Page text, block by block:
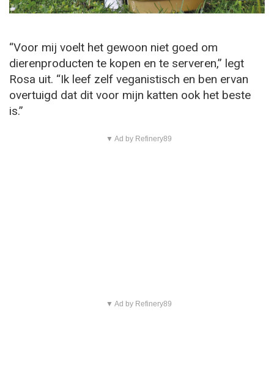
“Voor mij voelt het gewoon niet goed om
dierenproducten te kopen en te serveren,” legt
Rosa uit. “Ik leef zelf veganistisch en ben ervan
overtuigd dat dit voor mijn katten ook het beste
is.”
▼ Ad by Refinery89
▼ Ad by Refinery89